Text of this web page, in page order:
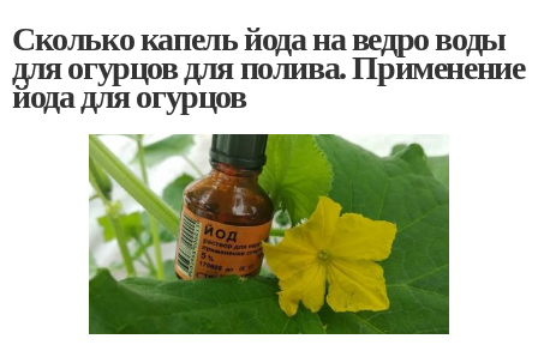
Сколько капель йода на ведро воды
для огурцов для полива. Применение
йода для огурцов